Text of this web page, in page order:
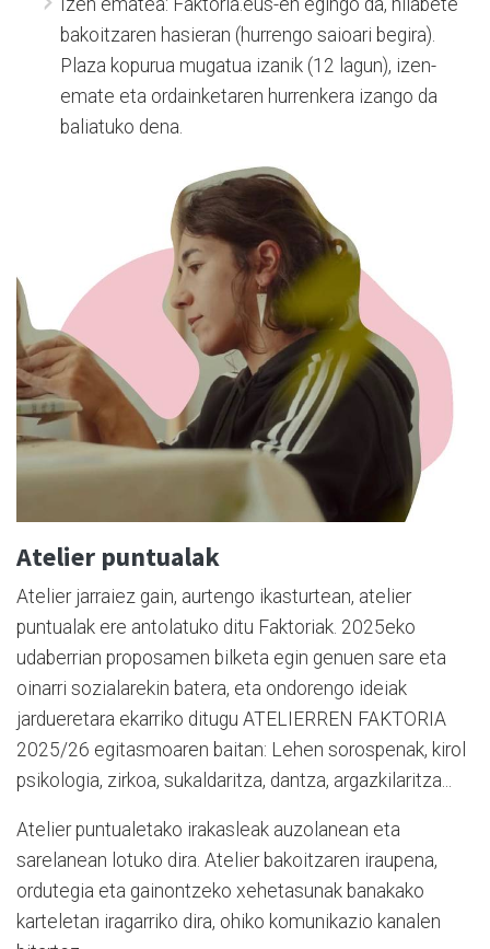
Izen ematea: Faktoria.eus-en egingo da, hilabete
bakoitzaren hasieran (hurrengo saioari begira).
Plaza kopurua mugatua izanik (12 lagun), izen-
emate eta ordainketaren hurrenkera izango da
baliatuko dena.
Atelier puntualak
Atelier jarraiez gain, aurtengo ikasturtean, atelier
puntualak ere antolatuko ditu Faktoriak. 2025eko
udaberrian proposamen bilketa egin genuen sare eta
oinarri sozialarekin batera, eta ondorengo ideiak
jardueretara ekarriko ditugu ATELIERREN FAKTORIA
2025/26 egitasmoaren baitan: Lehen sorospenak, kirol
psikologia, zirkoa, sukaldaritza, dantza, argazkilaritza...
Atelier puntualetako irakasleak auzolanean eta
sarelanean lotuko dira. Atelier bakoitzaren iraupena,
ordutegia eta gainontzeko xehetasunak banakako
karteletan iragarriko dira, ohiko komunikazio kanalen